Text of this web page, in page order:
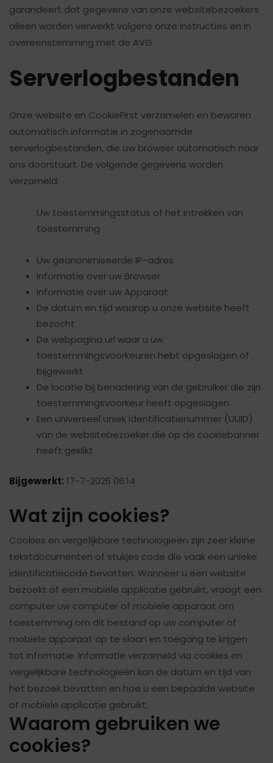
garandeert dat gegevens van onze websitebezoekers
alleen worden verwerkt volgens onze instructies en in
overeenstemming met de AVG.
Serverlogbestanden
Onze website en CookieFirst verzamelen en bewaren
automatisch informatie in zogenaamde
serverlogbestanden, die uw browser automatisch naar
ons doorstuurt. De volgende gegevens worden
verzameld:
Uw toestemmingsstatus of het intrekken van
toestemming
Uw geanonimiseerde IP-adres
Informatie over uw Browser
Informatie over uw Apparaat
De datum en tijd waarop u onze website heeft
bezocht
De webpagina url waar u uw
toestemmingsvoorkeuren hebt opgeslagen of
bijgewerkt
De locatie bij benadering van de gebruiker die zijn
toestemmingsvoorkeur heeft opgeslagen
Een universeel uniek identificatienummer (UUID)
van de websitebezoeker die op de cookiebanner
heeft geklikt
Bijgewerkt:17-7-2026 06:14
Wat zijn cookies?
Cookies en vergelijkbare technologieën zijn zeer kleine
tekstdocumenten of stukjes code die vaak een unieke
identificatiecode bevatten. Wanneer u een website
bezoekt of een mobiele applicatie gebruikt, vraagt een
computer uw computer of mobiele apparaat om
toestemming om dit bestand op uw computer of
mobiele apparaat op te slaan en toegang te krijgen
tot informatie. Informatie verzameld via cookies en
vergelijkbare technologieën kan de datum en tijd van
het bezoek bevatten en hoe u een bepaalde website
of mobiele applicatie gebruikt.
Waarom gebruiken we
cookies?